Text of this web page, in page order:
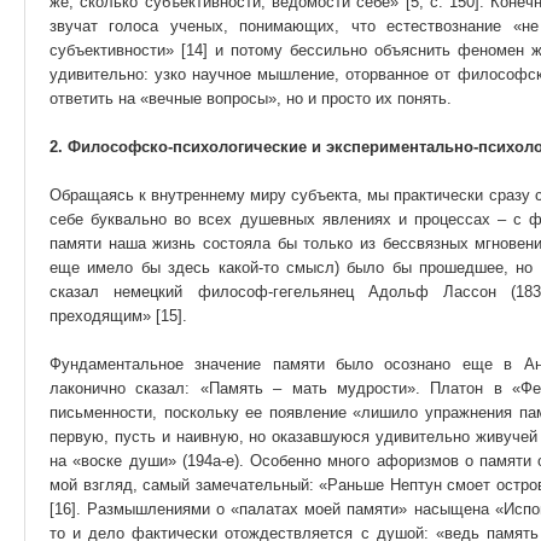
звучат голоса ученых, понимающих, что естествознание
субъективности» [14] и потому бессильно объяснить
удивительно: узко научное мышление, оторванное от
ответить на «вечные вопросы», но и просто их понять.
2. Философско-психологические и экспериментально-
Обращаясь к внутреннему миру субъекта, мы практически
себе буквально во всех душевных явлениях и процессах – с
памяти наша жизнь состояла бы только из бессвязных
еще имело бы здесь какой-то смысл) было бы прошедшее, но
сказал немецкий философ-гегельянец Адольф Лассон
преходящим» [15].
Фундаментальное значение памяти было осознано еще в
лаконично сказал: «Память – мать мудрости». Платон в
письменности, поскольку ее появление «лишило упражнения
первую, пусть и наивную, но оказавшуюся удивительно
на «воске души» (194а-е). Особенно много афоризмов о
мой взгляд, самый замечательный: «Раньше Нептун смоет
[16]. Размышлениями о «палатах моей памяти» насыщена
то и дело фактически отождествляется с душой: «ведь